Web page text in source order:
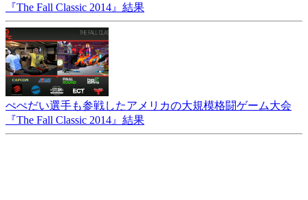
『The Fall Classic 2014』結果
ぺぺだい選手も参戦したアメリカの大規模格闘ゲーム大会
『The Fall Classic 2014』結果